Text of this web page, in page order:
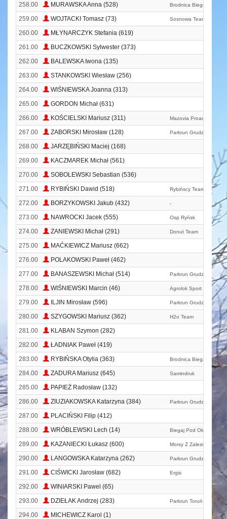
258.00 MURAWSKA Anna (528) Brodnica Biega
259.00 WOJTACKI Tomasz (73) Sosnowa Team
260.00
MŁYNARCZYK Stefania (619)
261.00
BUCZKOWSKI Sylwester (373)
262.00
BALEWSKA Iwona (135)
263.00
STANKOWSKI Wiesław (256)
264.00
WIŚNIEWSKA Joanna (313)
265.00
GORDON Michał (631)
266.00
KOŚCIELSKI Mariusz (311) Mazovia Proactiv
267.00 ZABORSKI Mirosław (128) Parkrun Grudziądz
268.00
JARZĘBIŃSKI Maciej (168)
269.00
KACZMAREK Michał (561)
270.00
SOBOLEWSKI Sebastian (536)
271.00
RYBIŃSKI Dawid (518) Rybińscy Team
272.00 BORZYKOWSKI Jakub (432) -
273.00 NAWROCKI Jacek (555) Osp Ryńsk
274.00 ZANIEWSKI Michał (291) Donut Team
275.00
MAĆKIEWICZ Mariusz (662)
276.00
POLAKOWSKI Paweł (462)
277.00
BANASZEWSKI Michał (514) Parkrun Grudziądz
278.00 WIŚNIEWSKI Marcin (46) Agrolok Sport Team
279.00 ILJIN Mirosław (596) Parkrun Grudziądz
280.00 SZYGOWSKI Mariusz (362) H2o Team
281.00
KLABAN Szymon (282)
282.00
ŁADNIAK Paweł (419)
283.00
RYBIŃSKA Otylia (363) Brodnica Biega
284.00 ZADURA Mariusz (645) Samindruk
285.00
PAPIEŻ Radosław (132)
286.00
ZIUZIAKOWSKA Katarzyna (384) Parkrun Grudziądz
287.00
PLACIŃSKI Filip (412)
288.00
WRÓBLEWSKI Lech (14) Biegaj Pod Okiem
289.00 KAZANIECKI Łukasz (600) Morsy Z Zalesia
290.00 LANGOWSKA Katarzyna (262) Parkrun Grudziądz
291.00 CIŚWICKI Jarosław (682) Ergis
292.00
WINIARSKI Pawel (65)
293.00
DZIEŁAK Andrzej (283) Parkrun Toruń
294.00
MICHEWICZ Karol (1)